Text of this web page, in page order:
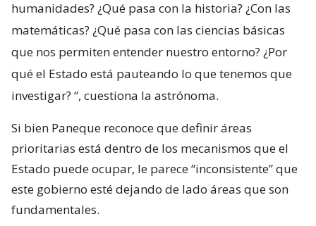
humanidades? ¿Qué pasa con la historia? ¿Con las
matemáticas? ¿Qué pasa con las ciencias básicas
que nos permiten entender nuestro entorno? ¿Por
qué el Estado está pauteando lo que tenemos que
investigar? “, cuestiona la astrónoma.
Si bien Paneque reconoce que definir áreas
prioritarias está dentro de los mecanismos que el
Estado puede ocupar, le parece “inconsistente” que
este gobierno esté dejando de lado áreas que son
fundamentales.